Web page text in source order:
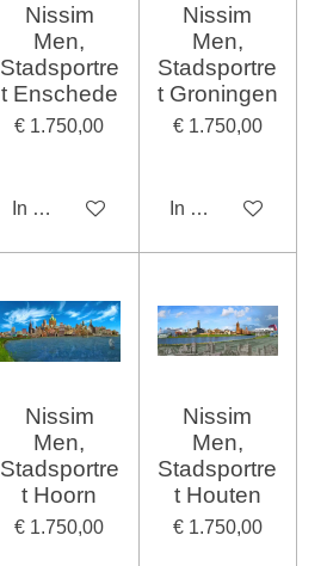
Nissim
Men,
Stadsportre
t Enschede
€ 1.750,00
In winkelwagen
Nissim
Men,
Stadsportre
t Groningen
€ 1.750,00
In winkelwagen
Nissim
Men,
Stadsportre
t Hoorn
€ 1.750,00
Nissim
Men,
Stadsportre
t Houten
€ 1.750,00